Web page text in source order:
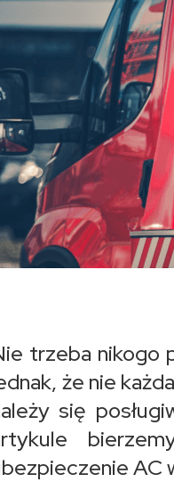
trzeba nikogo
że nie
się
AC